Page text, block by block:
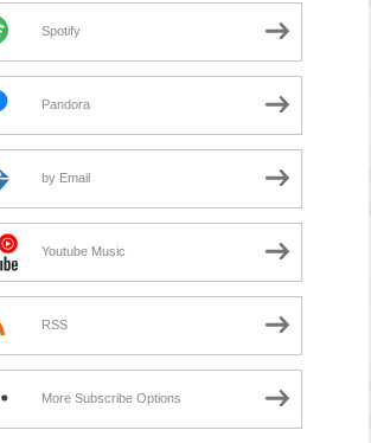
Spotify
Pandora
by Email
Youtube Music
RSS
More Subscribe Options